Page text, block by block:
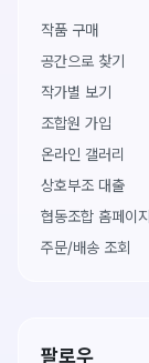
작품 구매
공간으로 찾기
작가별 보기
조합원 가입
온라인 갤러리
상호부조 대출
협동조합 홈페이지
주문/배송 조회
팔로우